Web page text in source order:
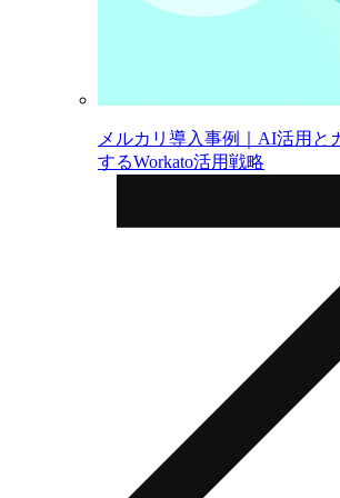
メルカリ導入事例｜AI活用と
するWorkato活用戦略